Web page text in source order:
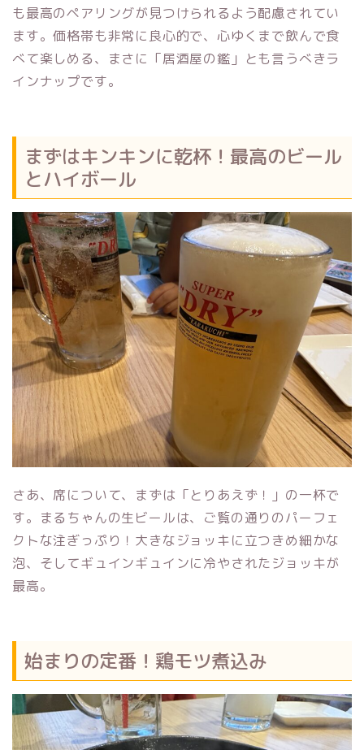
も最高のペアリングが見つけられるよう配慮されてい
ます。価格帯も非常に良心的で、心ゆくまで飲んで食
べて楽しめる、まさに「居酒屋の鑑」とも言うべきラ
インナップです。
まずはキンキンに乾杯！最高のビール
とハイボール
さあ、席について、まずは「とりあえず！」の一杯で
す。まるちゃんの生ビールは、ご覧の通りのパーフェ
クトな注ぎっぷり！大きなジョッキに立つきめ細かな
泡、そしてギュインギュインに冷やされたジョッキが
最高。
始まりの定番！鶏モツ煮込み